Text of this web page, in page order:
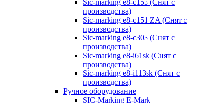
Sic-marking e8-c153 (Снят с
производства)
Sic-marking e8-c151 ZA (Снят с
производства)
Sic-marking e8-c303 (Снят с
производства)
Sic-marking e8-i61sk (Снят с
производства)
Sic-marking e8-i113sk (Снят с
производства)
Ручное оборудование
SIC-Marking E-Mark